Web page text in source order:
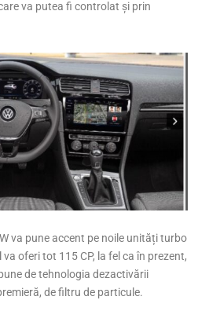
va putea fi controlat și prin
va pune accent pe noile unități turbo
oferi tot 115 CP, la fel ca în prezent,
de tehnologia dezactivării
de filtru de particule.